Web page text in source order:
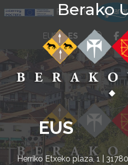
Berako
EUS
Herriko Etxeko plaza, 1 |
POCTEFA
EUS ES